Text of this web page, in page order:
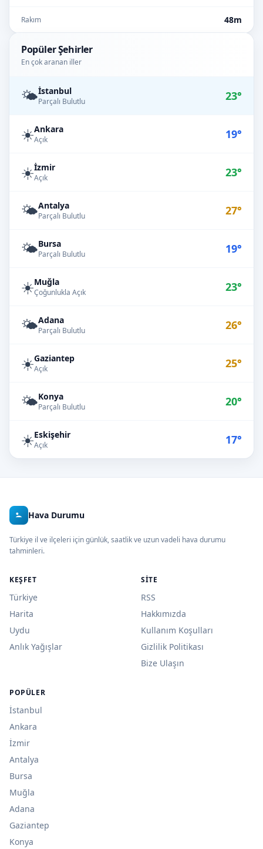
Rakım 48m
Popüler Şehirler
En çok aranan iller
🌤️İstanbul
Parçalı Bulutlu 23°
☀️Ankara
Açık 19°
☀️İzmir
Açık 23°
🌤️Antalya
Parçalı Bulutlu 27°
🌤️Bursa
Parçalı Bulutlu 19°
☀️Muğla
Çoğunlukla Açık 23°
🌤️Adana
Parçalı Bulutlu 26°
☀️Gaziantep
Açık 25°
🌤️Konya
Parçalı Bulutlu 20°
☀️Eskişehir
Açık 17°
Hava Durumu
Türkiye il ve ilçeleri için günlük, saatlik ve uzun vadeli hava durumu
tahminleri.
KEŞFET
Türkiye
Harita
Uydu
Anlık Yağışlar
SITE
RSS
Hakkımızda
Kullanım Koşulları
Gizlilik Politikası
Bize Ulaşın
POPÜLER
İstanbul
Ankara
İzmir
Antalya
Bursa
Muğla
Adana
Gaziantep
Konya